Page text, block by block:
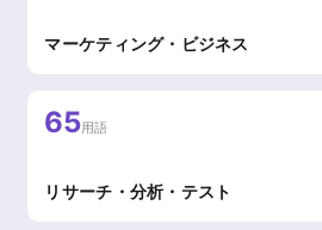
マーケティング・ビジネス
65用語
リサーチ・分析・テスト